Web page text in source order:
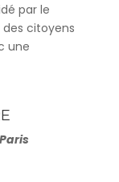
par le
citoyens
une